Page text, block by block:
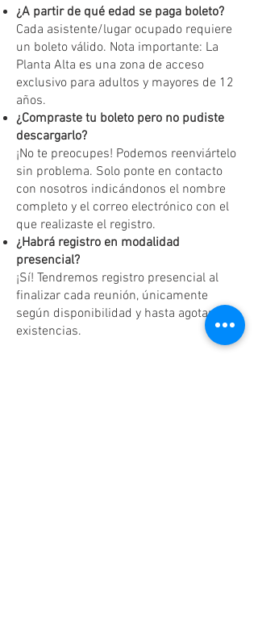
¿A partir de qué edad se paga boleto?
Cada asistente/lugar ocupado requiere
un boleto válido. Nota importante: La
Planta Alta es una zona de acceso
exclusivo para adultos y mayores de 12
años.
¿Compraste tu boleto pero no pudiste
descargarlo?
¡No te preocupes! Podemos reenviártelo
sin problema. Solo ponte en contacto
con nosotros indicándonos el nombre
completo y el correo electrónico con el
que realizaste el registro.
¿Habrá registro en modalidad
presencial?
¡Sí! Tendremos registro presencial al
finalizar cada reunión, únicamente
según disponibilidad y hasta agotar
existencias.